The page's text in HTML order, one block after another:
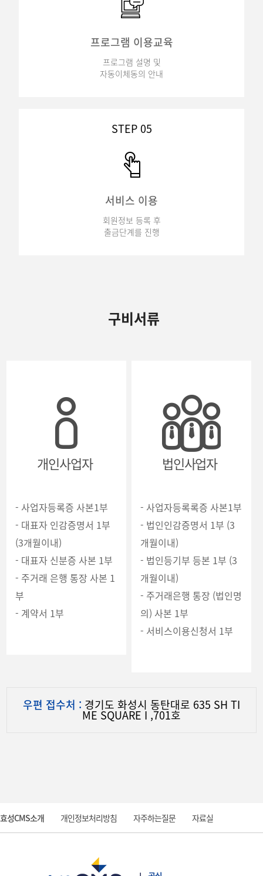
프로그램 이용교육
프로그램 설명 및
자동이체동의 안내
STEP 05
서비스 이용
회원정보 등록 후
출금단계를 진행
구비서류
개인사업자
- 사업자등록증 사본1부
- 대표자 인감증명서 1부
(3개월이내)
- 대표자 신분증 사본 1부
- 주거래 은행 통장 사본 1
부
- 계약서 1부
법인사업자
- 사업자등록록증 사본1부
- 법인인감증명서 1부 (3
개월이내)
- 법인등기부 등본 1부 (3
개월이내)
- 주거래은행 통장 (법인명
의) 사본 1부
- 서비스이용신청서 1부
우편 접수처 : 경기도 화성시 동탄대로 635 SH TI
ME SQUARE I ,701호
효성CMS소개 개인정보처리방침 자주하는질문 자료실